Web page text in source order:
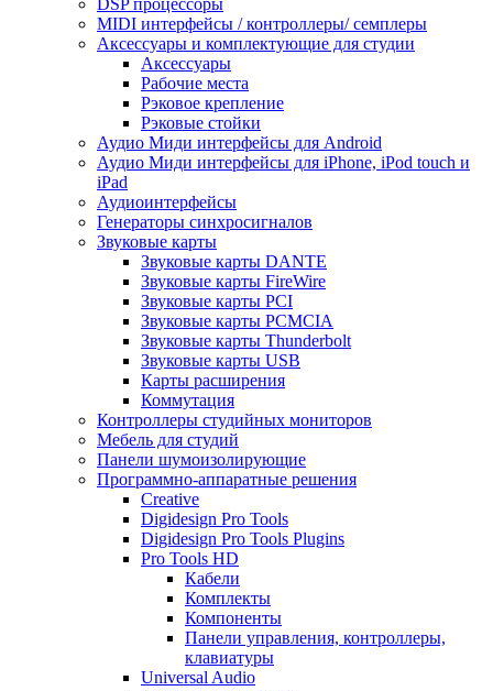
DSP процессоры
MIDI интерфейсы / контроллеры/ семплеры
Аксессуары и комплектующие для студии
Аксессуары
Рабочие места
Рэковое крепление
Рэковые стойки
Аудио Миди интерфейсы для Android
Аудио Миди интерфейсы для iPhone, iPod touch и
iPad
Аудиоинтерфейсы
Генераторы синхросигналов
Звуковые карты
Звуковые карты DANTE
Звуковые карты FireWire
Звуковые карты PCI
Звуковые карты PCMCIA
Звуковые карты Thunderbolt
Звуковые карты USB
Карты расширения
Коммутация
Контроллеры студийных мониторов
Мебель для студий
Панели шумоизолирующие
Программно-аппаратные решения
Creative
Digidesign Pro Tools
Digidesign Pro Tools Plugins
Pro Tools HD
Кабели
Комплекты
Компоненты
Панели управления, контроллеры,
клавиатуры
Universal Audio